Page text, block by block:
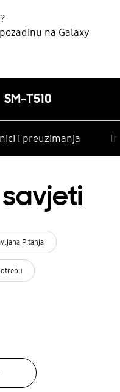
na Galaxy
SM-T510
i preuzimanja
savjeti
Pitanja